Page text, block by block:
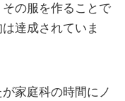
の服を作ることで
達成されていま
家庭科の時間にノ